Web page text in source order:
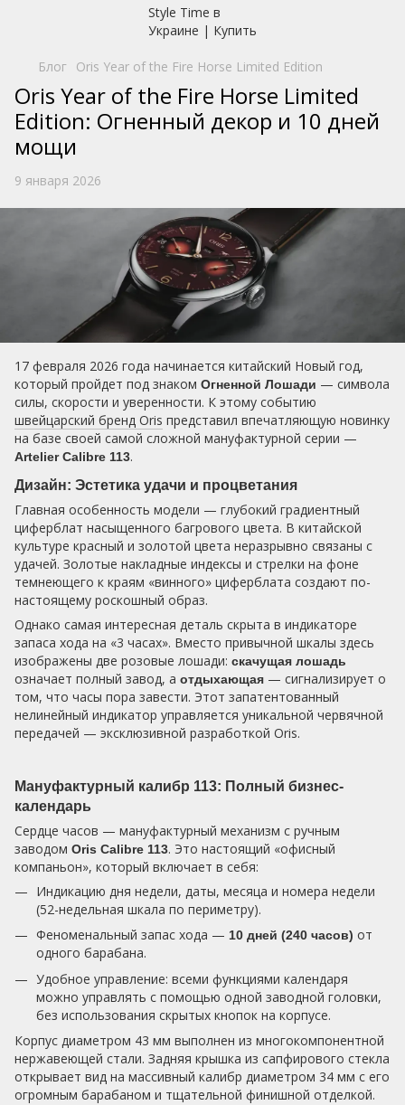
Блог Oris Year of the Fire Horse Limited Edition
Oris Year of the Fire Horse Limited
Edition: Огненный декор и 10 дней
мощи
9 января 2026
17 февраля 2026 года начинается китайский Новый год,
который пройдет под знаком Огненной Лошади — символа
силы, скорости и уверенности. К этому событию
швейцарский бренд Oris представил впечатляющую новинку
на базе своей самой сложной мануфактурной серии —
Artelier Calibre 113.
Дизайн: Эстетика удачи и процветания
Главная особенность модели — глубокий градиентный
циферблат насыщенного багрового цвета. В китайской
культуре красный и золотой цвета неразрывно связаны с
удачей. Золотые накладные индексы и стрелки на фоне
темнеющего к краям «винного» циферблата создают по-
настоящему роскошный образ.
Однако самая интересная деталь скрыта в индикаторе
запаса хода на «3 часах». Вместо привычной шкалы здесь
изображены две розовые лошади: скачущая лошадь
означает полный завод, а отдыхающая — сигнализирует о
том, что часы пора завести. Этот запатентованный
нелинейный индикатор управляется уникальной червячной
передачей — эксклюзивной разработкой Oris.
Мануфактурный калибр 113: Полный бизнес-
календарь
Сердце часов — мануфактурный механизм с ручным
заводом Oris Calibre 113. Это настоящий «офисный
компаньон», который включает в себя:
Индикацию дня недели, даты, месяца и номера недели
(52-недельная шкала по периметру).
Феноменальный запас хода — 10 дней (240 часов) от
одного барабана.
Удобное управление: всеми функциями календаря
можно управлять с помощью одной заводной головки,
без использования скрытых кнопок на корпусе.
Корпус диаметром 43 мм выполнен из многокомпонентной
нержавеющей стали. Задняя крышка из сапфирового стекла
открывает вид на массивный калибр диаметром 34 мм с его
огромным барабаном и тщательной финишной отделкой.